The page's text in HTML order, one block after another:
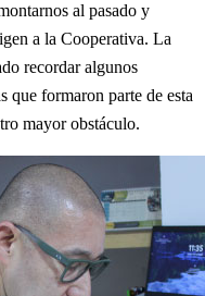
al pasado y
a la Cooperativa. La
recordar algunos
que formaron parte de esta
mayor obstáculo.